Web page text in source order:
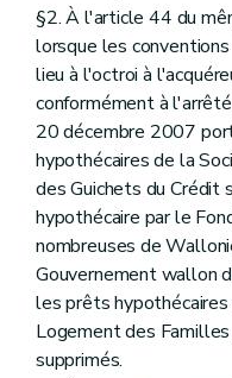
§2. À l'article 44 du
lorsque les
lieu à l'octroi à
conformément à
20 décembre 2007
hypothécaires de la
des Guichets du Crédit
hypothécaire par le
nombreuses de
Gouvernement wallon
les prêts
Logement des
supprimés.